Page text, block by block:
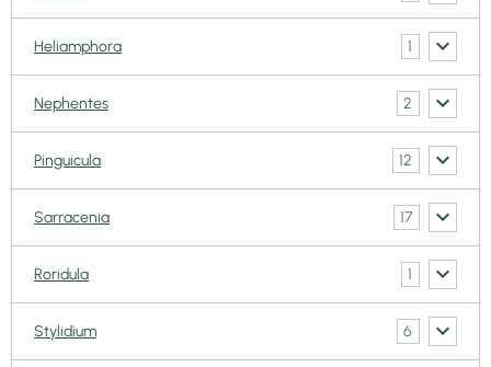
Heliamphora 1
Nephentes 2
Pinguicula 12
Sarracenia 17
Roridula 1
Stylidium 6